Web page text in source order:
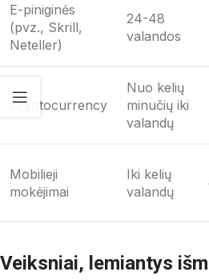
E-piniginės
(pvz., Skrill,
Neteller)
24-48
valandos
Cryptocurrency
Nuo kelių
minučių iki
valandų
Mobilieji
mokėjimai
Iki kelių
valandų
Veiksniai, lemiantys